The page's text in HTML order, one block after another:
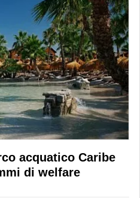
acquatico Caribe
di welfare